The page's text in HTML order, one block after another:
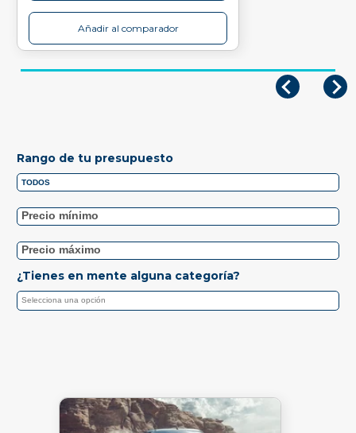
Añadir al comparador
Rango de tu presupuesto
¿Tienes en mente alguna categoría?